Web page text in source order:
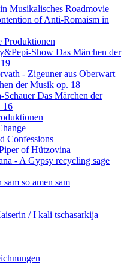
Musikalisches Roadmovie
of Anti-Romaism in
Produktionen
Show Das Märchen der
- Zigeuner aus Oberwart
der Musik op. 18
Schauer Das Märchen der
16
Confessions
of Hützovina
- A Gypsy recycling sage
so amen sam
/ I kali tschasarkija